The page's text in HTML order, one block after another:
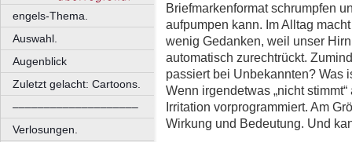
engels-Thema.
Auswahl.
Augenblick
Zuletzt gelacht: Cartoons.
––––––––––––––––––––
Verlosungen.
Briefmarkenformat schrumpfen
aufpumpen kann. Im Alltag
wenig Gedanken, weil unser
automatisch zurechtrückt.
passiert bei Unbekannten? Was
Wenn irgendetwas „nicht
Irritation vorprogrammiert. Am
Wirkung und Bedeutung. Und